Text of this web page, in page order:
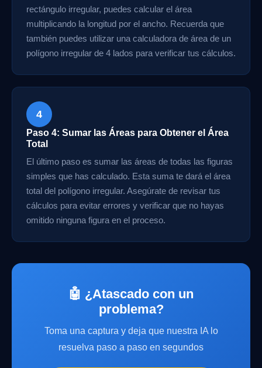
rectángulo irregular, puedes calcular el área
multiplicando la longitud por el ancho. Recuerda que
también puedes utilizar una calculadora de área de un
polígono irregular de 4 lados para verificar tus cálculos.
4
Paso 4: Sumar las Áreas para Obtener el Área
Total
El último paso es sumar las áreas de todas las figuras
simples que has calculado. Esta suma te dará el área
total del polígono irregular. Asegúrate de revisar tus
cálculos para evitar errores y verificar que no hayas
omitido ninguna figura en el proceso.
🤖 ¿Atascado con un
problema?
Toma una captura y deja que nuestra IA lo
resuelva paso a paso en segundos